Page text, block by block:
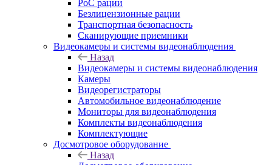
PoC рации
Безлицензионные рации
Транспортная безопасность
Сканирующие приемники
Видеокамеры и системы видеонаблюдения
Назад
Видеокамеры и системы видеонаблюдения
Камеры
Видеорегистраторы
Автомобильное видеонаблюдение
Мониторы для видеонаблюдения
Комплекты видеонаблюдения
Комплектующие
Досмотровое оборудование
Назад